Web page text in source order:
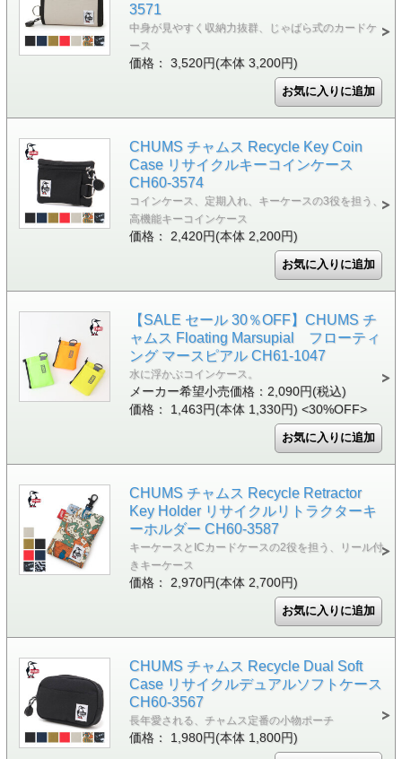
3571
中身が見やすく収納力抜群、じゃばら式のカードケ
ース
価格： 3,520円(本体 3,200円)
CHUMS チャムス Recycle Key Coin
Case リサイクルキーコインケース
CH60-3574
コインケース、定期入れ、キーケースの3役を担う、
高機能キーコインケース
価格： 2,420円(本体 2,200円)
【SALE セール 30％OFF】CHUMS チ
ャムス Floating Marsupial フローティ
ング マースピアル CH61-1047
水に浮かぶコインケース。
メーカー希望小売価格：2,090円(税込)
価格： 1,463円(本体 1,330円) <30%OFF>
CHUMS チャムス Recycle Retractor
Key Holder リサイクルリトラクターキ
ーホルダー CH60-3587
キーケースとICカードケースの2役を担う、リール付
きキーケース
価格： 2,970円(本体 2,700円)
CHUMS チャムス Recycle Dual Soft
Case リサイクルデュアルソフトケース
CH60-3567
長年愛される、チャムス定番の小物ポーチ
価格： 1,980円(本体 1,800円)